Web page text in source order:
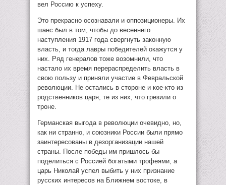
вел Россию к успеху.
Это прекрасно осознавали и оппозиционеры. Их
шанс был в том, чтобы до весеннего
наступления 1917 года свергнуть законную
власть, и тогда лавры победителей окажутся у
них. Ряд генералов тоже возомнили, что
настало их время перераспределить власть в
свою пользу и приняли участие в Февральской
революции. Не остались в стороне и кое-кто из
родственников царя, те из них, что грезили о
троне.
Германская выгода в революции очевидно, но,
как ни странно, и союзники России были прямо
заинтересованы в дезорганизации нашей
страны. После победы им пришлось бы
поделиться с Россией богатыми трофеями, а
царь Николай успел выбить у них признание
русских интересов на Ближнем востоке, в